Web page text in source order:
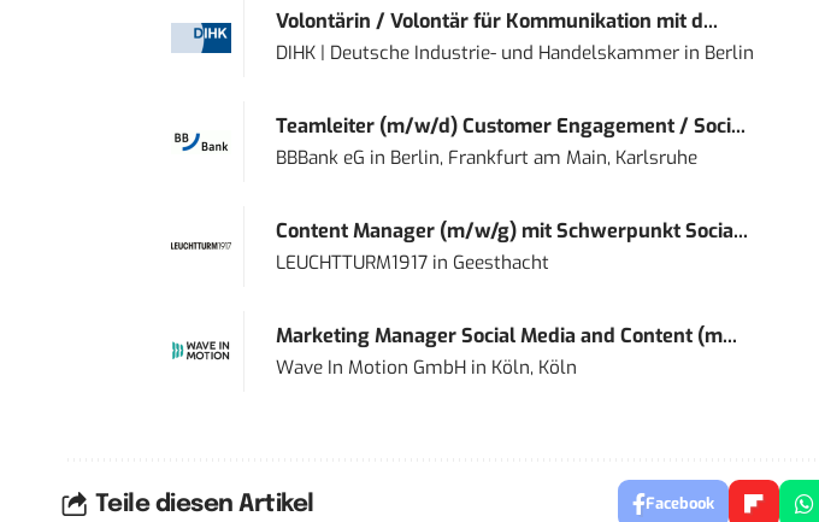
Volontärin / Volontär für Kommunikation mit d...
DIHK | Deutsche Industrie- und Handelskammerin Berlin
Teamleiter (m/w/d) Customer Engagement / Soci...
BBBank eG in Berlin, Frankfurt am Main, Karlsruhe
Content Manager (m/w/g) mit Schwerpunkt Socia...
LEUCHTTURM1917in Geesthacht
Marketing Manager Social Media and Content (m...
Wave In Motion GmbHin Köln, Köln
Teile diesen Artikel Facebook